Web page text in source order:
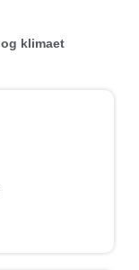
klimaet